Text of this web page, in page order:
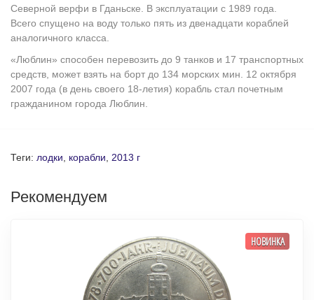
Северной верфи в Гданьске. В эксплуатации с 1989 года.
Всего спущено на воду только пять из двенадцати кораблей
аналогичного класса.
«Люблин» способен перевозить до 9 танков и 17 транспортных
средств, может взять на борт до 134 морских мин. 12 октября
2007 года (в день своего 18-летия) корабль стал почетным
гражданином города Люблин.
Теги: лодки корабли 2013 г
Рекомендуем
НОВИНКА